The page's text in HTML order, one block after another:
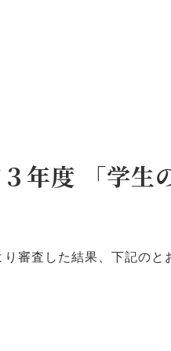
年度 「学生
審査した結果、下記の